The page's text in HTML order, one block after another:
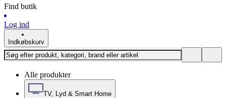
Find butik
Log ind
Indkøbskurv
Alle produkter
TV, Lyd & Smart Home